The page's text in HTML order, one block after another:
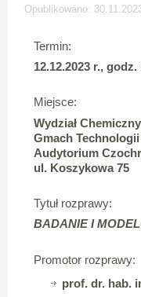
Opublikowano:
Termin:
12.12.2023 r., godz.
Miejsce:
Wydział
Gmach
Audytorium
ul. Koszykowa 75
Tytuł rozprawy:
BADANIE I
Promotor rozprawy:
prof. dr. hab.